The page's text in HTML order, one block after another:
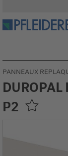
PANNEAUX
DUROPAL
P2